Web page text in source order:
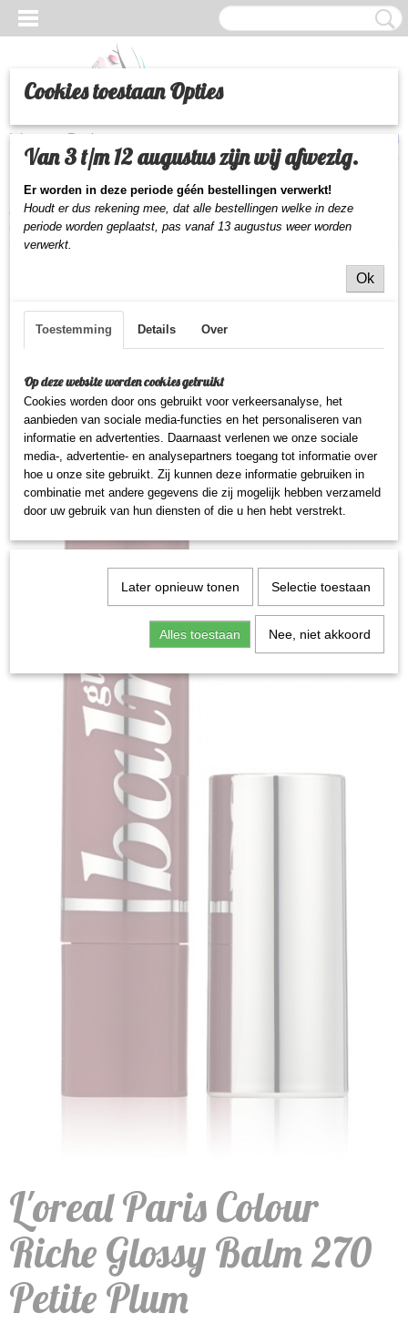
Inloggen Registreren
Geen producten
Home> Beauty>Make-up>Lippen>L'oreal Paris Colour Riche
Glossy Balm 270 Petite Plum
L'oreal Paris Colour
Riche Glossy Balm 270
Petite Plum
Cookies toestaan Opties
Van 3 t/m 12 augustus zijn wij afwezig.
Er worden in deze periode géén bestellingen verwerkt!
Houdt er dus rekening mee, dat alle bestellingen welke in deze
periode worden geplaatst, pas vanaf 13 augustus weer worden
verwerkt.
Ok
Toestemming Details Over
Op deze website worden cookies gebruikt
Cookies worden door ons gebruikt voor verkeersanalyse, het
aanbieden van sociale media-functies en het personaliseren van
informatie en advertenties. Daarnaast verlenen we onze sociale
media-, advertentie- en analysepartners toegang tot informatie over
hoe u onze site gebruikt. Zij kunnen deze informatie gebruiken in
combinatie met andere gegevens die zij mogelijk hebben verzameld
door uw gebruik van hun diensten of die u hen hebt verstrekt.
Later opnieuw tonen Selectie toestaan
Alles toestaan Nee, niet akkoord